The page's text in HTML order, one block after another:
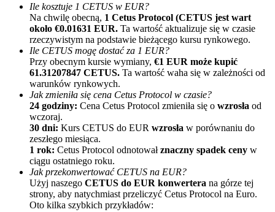
Polecaj
Zaproś przyjaciela, aby otrzymać nagrody pieniężne
BTC Welcome Rewards
Ile kosztuje 1 CETUS w EUR?
Na chwilę obecną, 1 Cetus Protocol (CETUS jest wart
około €0.01631 EUR. Ta wartość aktualizuje się w czasie
rzeczywistym na podstawie bieżącego kursu rynkowego.
Ile CETUS mogę dostać za 1 EUR?
Przy obecnym kursie wymiany, €1 EUR może kupić
61.31207847 CETUS. Ta wartość waha się w zależności od
warunków rynkowych.
Jak zmieniła się cena Cetus Protocol w czasie?
24 godziny: Cena Cetus Protocol zmieniła się o wzrosła od
wczoraj.
30 dni: Kurs CETUS do EUR wzrosła w porównaniu do
zeszłego miesiąca.
1 rok: Cetus Protocol odnotowałznaczny spadek ceny w
ciągu ostatniego roku.
Jak przekonwertować CETUS na EUR?
Użyj naszego CETUS do EUR konwertera na górze tej
strony, aby natychmiast przeliczyć Cetus Protocol na Euro.
Oto kilka szybkich przykładów: